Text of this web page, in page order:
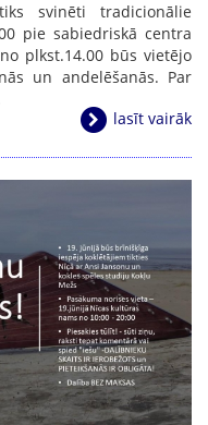
svinēti tradicionālie
pie sabiedriskā centra
plkst.14.00 būs vietējo
un andelēšanās. Par
lasīt vairāk